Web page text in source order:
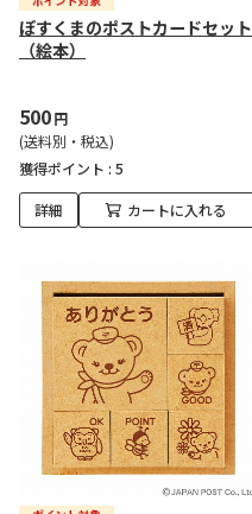
ぽすくまのポストカードセット
（絵本）
500円
(送料別・税込)
獲得ポイント : 5
詳細 カートに入れる